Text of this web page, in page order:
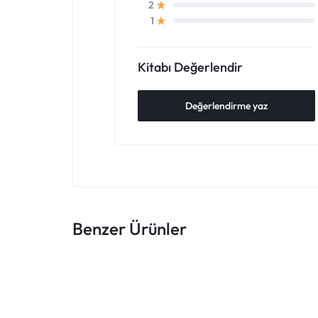
2
1
Kitabı Değerlendir
Değerlendirme yaz
Benzer Ürünler